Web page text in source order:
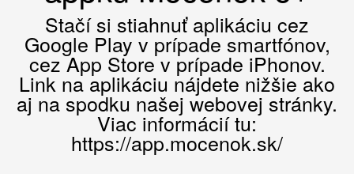
Stačí si stiahnuť aplikáciu cez
Google Play v prípade smartfónov,
cez App Store v prípade iPhonov.
Link na aplikáciu nájdete nižšie ako
aj na spodku našej webovej stránky.
Viac informácií tu:
https://app.mocenok.sk/